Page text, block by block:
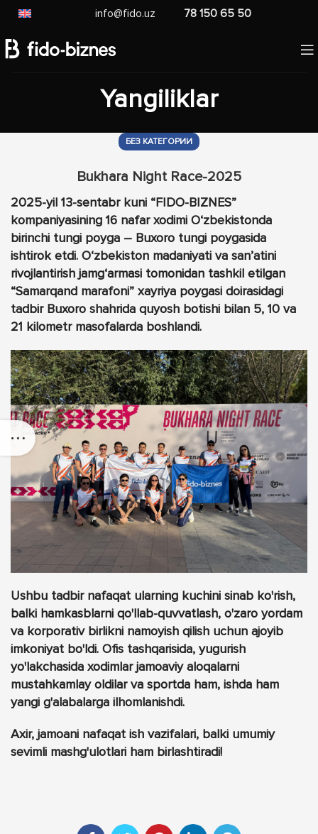
info@fido.uz 78 150 65 50
Yangiliklar
БЕЗ КАТЕГОРИИ
Bukhara Night Race-2025
2025-yil 13-sentabr kuni “FIDO-BIZNES”
kompaniyasining 16 nafar xodimi O‘zbekistonda
birinchi tungi poyga – Buxoro tungi poygasida
ishtirok etdi. O‘zbekiston madaniyati va san’atini
rivojlantirish jamg‘armasi tomonidan tashkil etilgan
“Samarqand marafoni” xayriya poygasi doirasidagi
tadbir Buxoro shahrida quyosh botishi bilan 5, 10 va
21 kilometr masofalarda boshlandi.
Ushbu tadbir nafaqat ularning kuchini sinab ko'rish,
balki hamkasblarni qo'llab-quvvatlash, o'zaro yordam
va korporativ birlikni namoyish qilish uchun ajoyib
imkoniyat bo'ldi. Ofis tashqarisida, yugurish
yo'lakchasida xodimlar jamoaviy aloqalarni
mustahkamlay oldilar va sportda ham, ishda ham
yangi g'alabalarga ilhomlanishdi.
Axir, jamoani nafaqat ish vazifalari, balki umumiy
sevimli mashg'ulotlari ham birlashtiradi!